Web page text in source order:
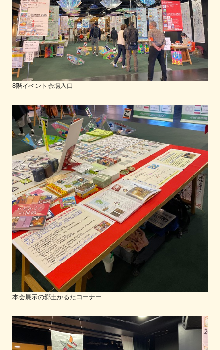
8階イベント会場入口
本会展示の郷土かるたコーナー